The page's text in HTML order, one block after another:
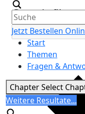
Generic filters
Jetzt Bestellen
Start
Themen
Fragen &
ChapterSelect
Search
Weitere Resultate...